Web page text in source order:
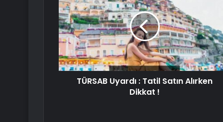
TÜRSAB Uyardı : Tatil Satın Alırken
Dikkat !